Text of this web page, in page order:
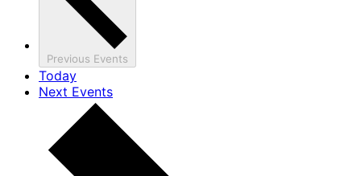
Previous Events
Today
Next Events